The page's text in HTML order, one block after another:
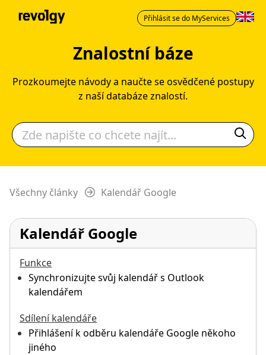
Přihlásit se do MyServices
Znalostní báze
Prozkoumejte návody a naučte se osvědčené postupy
z naší databáze znalostí.
Všechny články Kalendář Google
Kalendář Google
Funkce
Synchronizujte svůj kalendář s Outlook
kalendářem
Sdílení kalendáře
Přihlášení k odběru kalendáře Google někoho
jiného